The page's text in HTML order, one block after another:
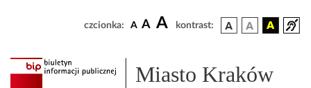
czcionka: A A A kontrast:
Miasto Kraków